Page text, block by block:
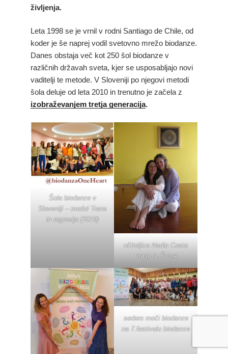
življenja.
Leta 1998 se je vrnil v rodni Santiago de Chile, od
koder je še naprej vodil svetovno mrežo biodanze.
Danes obstaja več kot 250 šol biodanze v
različnih državah sveta, kjer se usposabljajo novi
vaditelji te metode. V Sloveniji po njegovi metodi
šola deluje od leta 2010 in trenutno je začela z
izobraževanjem tretja generacija.
Šola biodanze v
Sloveniji – modul Trans
in regresija (2019)
učiteljica Nadia Costa
Robin iz Švice
sedem moči biodanze
na 7.festivalu biodanze